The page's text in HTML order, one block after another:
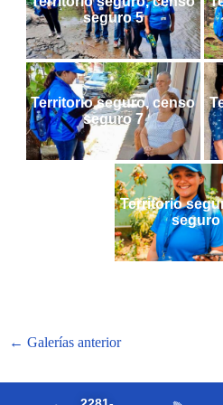
seguro 5
Territorio seguro, censo
seguro 7
Territorio
seguro
← Galerías anterior